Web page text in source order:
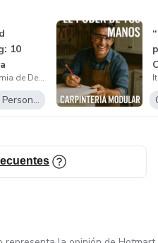
10
Propio
Itesla Academia de Desarrollo Humano | David Ramos
Desarrollo Personal